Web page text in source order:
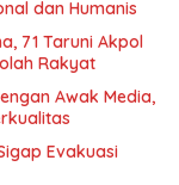
dan Humanis
71 Taruni Akpol
Rakyat
Awak Media,
Evakuasi